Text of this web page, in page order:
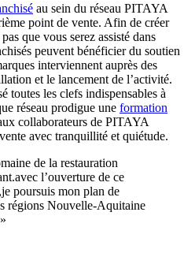
au sein du réseau PITAYA
point de vente. Afin de créer
que vous serez assisté dans
peuvent bénéficier du soutien
interviennent auprès des
et le lancement de l’activité.
toutes les clefs indispensables à
réseau prodigue une formation
collaborateurs de PITAYA
avec tranquillité et quiétude.
de la restauration
l’ouverture de ce
poursuis mon plan de
régions Nouvelle-Aquitaine